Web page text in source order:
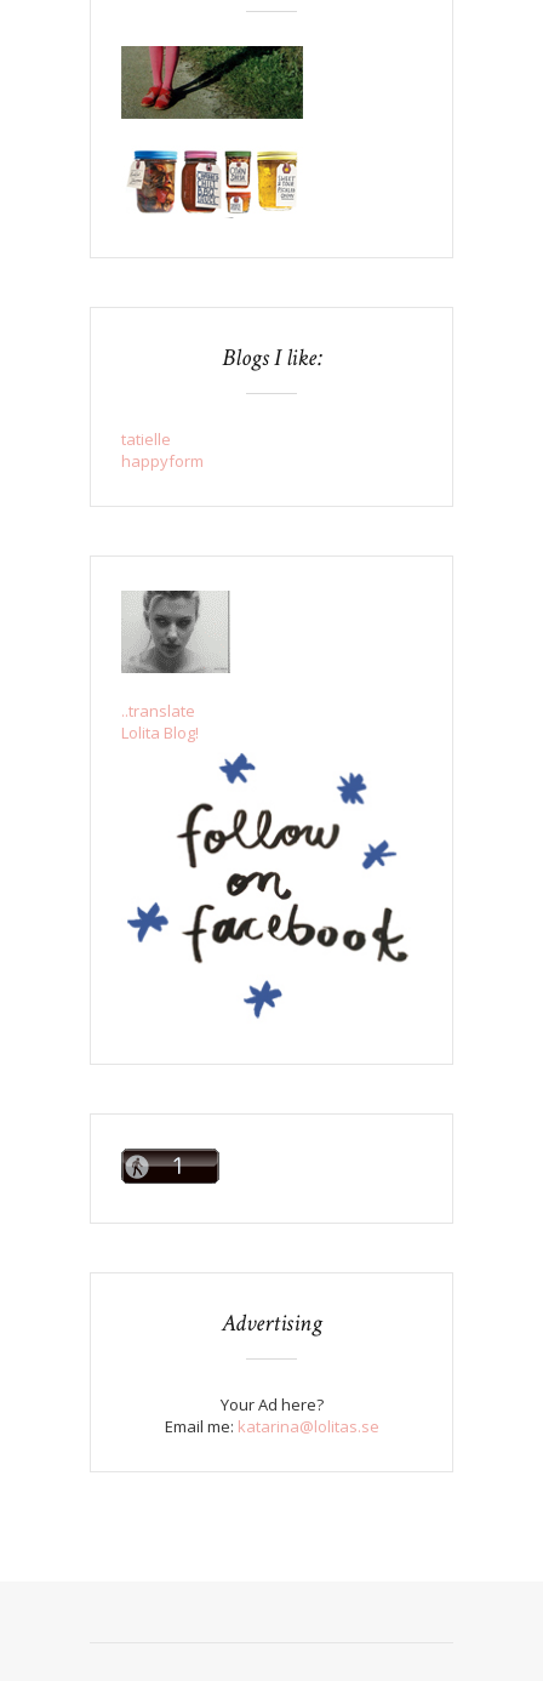
Blogs I like:
tatielle
happyform
..translate
Lolita Blog!
Advertising
Your Ad here?
Email me: katarina@lolitas.se